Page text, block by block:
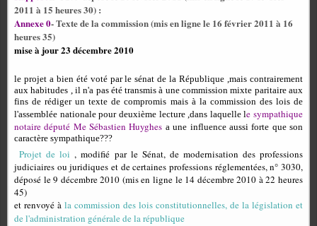
2011 à 15 heures 30) :
Annexe 0- Texte de la commission (mis en ligne le 16 février 2011 à 16
heures 35)
mise à jour 23 décembre 2010
le projet a bien été voté par le sénat de la République ,mais contrairement
aux habitudes , il n'a pas été transmis à une commission mixte paritaire aux
fins de rédiger un texte de compromis mais à la commission des lois de
l'assemblée nationale pour deuxième lecture ,dans laquelle le sympathique
notaire député Me Sébastien Huyghes a une influence aussi forte que son
caractère sympathique???
Projet de loi , modifié par le Sénat, de modernisation des professions
judiciaires ou juridiques et de certaines professions réglementées, n° 3030,
déposé le 9 décembre 2010 (mis en ligne le 14 décembre 2010 à 22 heures
45)
et renvoyé à la commission des lois constitutionnelles, de la législation et
de l'administration générale de la république